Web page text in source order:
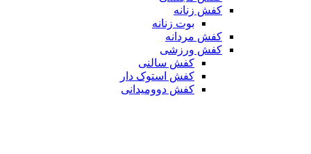
کفش زنانه
بوت زنانه
کفش مردانه
کفش ورزشی
کفش سالنی
کفش استوک دار
کفش دوومیدانی